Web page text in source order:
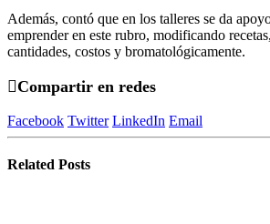
Además, contó que en los talleres se da
emprender en este rubro, modificando
cantidades, costos y bromatológicamente.
Compartir en redes
Facebook Twitter LinkedIn Email
Related Posts